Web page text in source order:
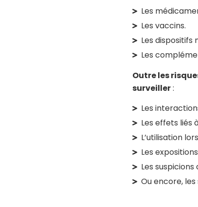
Les
Les vaccins.
Les dispositifs
Les
Outre les
surveiller:
Les
Les effets liés
L’utilisation
Les
Les
Ou encore,